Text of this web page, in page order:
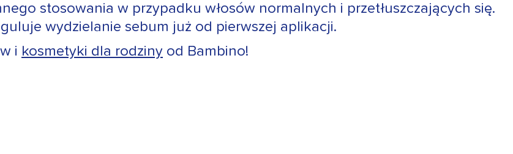
stosowania w przypadku włosów normalnych i przetłuszczających się.
wydzielanie sebum już od pierwszej aplikacji.
i kosmetyki dla rodziny od Bambino!